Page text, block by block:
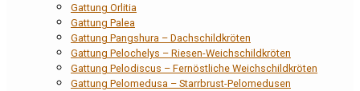
Gattung Orlitia
Gattung Palea
Gattung Pangshura – Dachschildkröten
Gattung Pelochelys – Riesen-Weichschildkröten
Gattung Pelodiscus – Fernöstliche Weichschildkröten
Gattung Pelomedusa – Starrbrust-Pelomedusen